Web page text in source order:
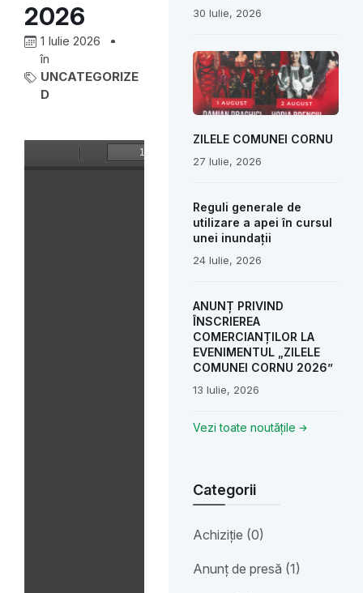
2026
1 Iulie 2026
în
UNCATEGORIZE
D
30 Iulie, 2026
ZILELE COMUNEI CORNU
27 Iulie, 2026
Reguli generale de
utilizare a apei în cursul
unei inundații
24 Iulie, 2026
ANUNȚ PRIVIND
ÎNSCRIEREA
COMERCIANȚILOR LA
EVENIMENTUL „ZILELE
COMUNEI CORNU 2026”
13 Iulie, 2026
Vezi toate noutățile
Categorii
Achiziție (0)
Anunț de presă (1)